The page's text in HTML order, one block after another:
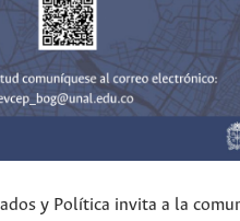
y Política invita a la